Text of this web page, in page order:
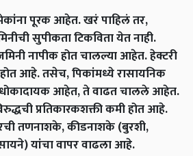
पूरक आहेत. खरं पाहिलं तर,
सुपीकता टिकविता येत नाही.
नापीक होत चालल्या आहेत. हेक्टरी
आहे. तसेच, पिकांमध्ये रासायनिक
धोकादायक आहेत, ते वाढत चालले आहेत.
प्रतिकारकशक्ती कमी होत आहे.
तणनाशके, कीडनाशके (बुरशी,
यांचा वापर वाढला आहे.